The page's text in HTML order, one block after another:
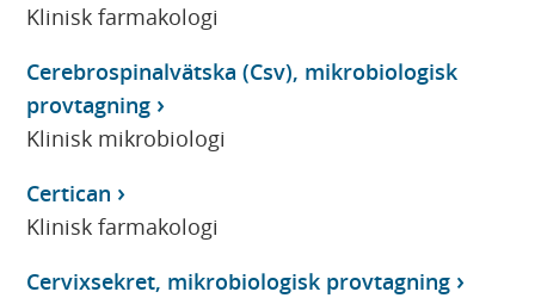
Klinisk farmakologi
Cerebrospinalvätska (Csv), mikrobiologisk
provtagning
Klinisk mikrobiologi
Certican
Klinisk farmakologi
Cervixsekret, mikrobiologisk provtagning